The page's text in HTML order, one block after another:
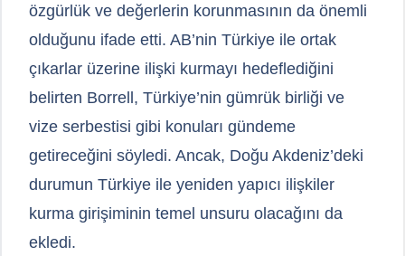
özgürlük ve değerlerin korunmasının da önemli
olduğunu ifade etti. AB’nin Türkiye ile ortak
çıkarlar üzerine ilişki kurmayı hedeflediğini
belirten Borrell, Türkiye’nin gümrük birliği ve
vize serbestisi gibi konuları gündeme
getireceğini söyledi. Ancak, Doğu Akdeniz’deki
durumun Türkiye ile yeniden yapıcı ilişkiler
kurma girişiminin temel unsuru olacağını da
ekledi.